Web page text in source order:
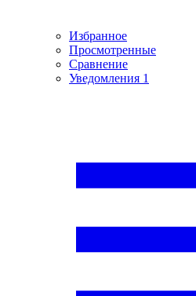
Избранное
Просмотренные
Сравнение
Уведомления 1